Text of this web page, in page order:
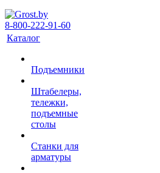
8-800-222-91-60
Каталог
Подъемники
Штабелеры,
тележки,
подъемные
столы
Станки для
арматуры